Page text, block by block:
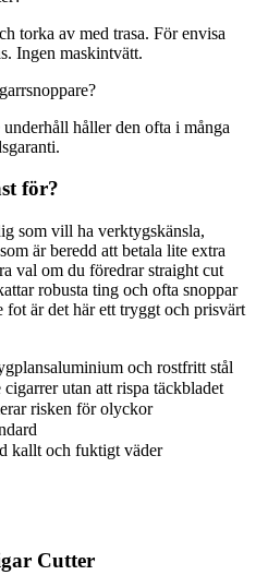
torka av med trasa. För envisa
Ingen maskintvätt.
håller den ofta i många
för?
som vill ha verktygskänsla,
är beredd att betala lite extra
val om du föredrar straight cut
robusta ting och ofta snoppar
fot är det här ett tryggt och prisvärt
och rostfritt stål
utan att rispa täckbladet
risken för olyckor
kallt och fuktigt väder
Cutter